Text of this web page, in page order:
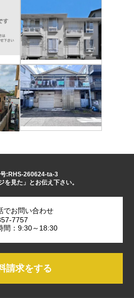
:RHS-260624-ta-3
を見た」とお伝え下さい。
でお問い合わせ
7757
間：9:30～18:30
請求をする